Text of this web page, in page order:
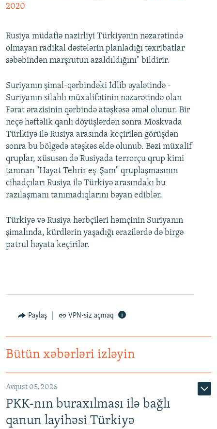
2020
Rusiya müdafiə nazirliyi Türkiyənin nəzarətində
olmayan radikal dəstələrin planladığı təxribatlar
səbəbindən marşrutun azaldıldığını" bildirir.
Suriyanın şimal-qərbindəki İdlib əyalətində -
Suriyanın silahlı müxalifətinin nəzarətində olan
Fərat ərazisinin qərbində atəşkəsə əməl olunur. Bir
neçə həftəlik qanlı döyüşlərdən sonra Moskvada
Türlkiyə ilə Rusiya arasında keçirilən görüşdən
sonra bu bölgədə atəşkəs əldə olunub. Bəzi müxalif
qruplar, xüsusən də Rusiyada terrorçu qrup kimi
tanınan "Hayat Tehrir eş-Şam" qruplaşmasının
cihadçıları Rusiya ilə Türkiyə arasındakı bu
razılaşmanı tanımadıqlarını bəyan ediblər.
Türkiyə və Rusiya hərbçiləri həmçinin Suriyanın
şimalında, kürdlərin yaşadığı ərazilərdə də birgə
patrul həyata keçirilər.
Paylaş VPN-siz açmaq
Bütün xəbərləri izləyin
Avqust 05, 2026
PKK-nın buraxılması ilə bağlı
qanun layihəsi Türkiyə